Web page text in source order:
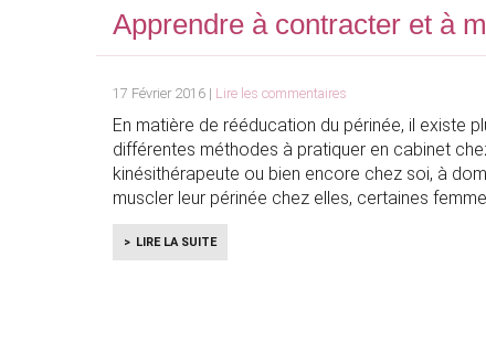
Apprendre à contracter et à
17 Février 2016 | Lire les commentaires
En matière de rééducation du périnée, il existe
différentes méthodes à pratiquer en cabinet
kinésithérapeute ou bien encore chez soi, à
muscler leur périnée chez elles, certaines
LIRE LA SUITE